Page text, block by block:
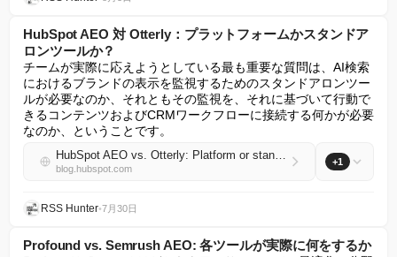
HubSpot AEO 対 Otterly：プラットフォームかスタンドア
ロンツールか？
チームが実際に応えようとしている最も重要な質問は、AI検索
におけるブランドの表示を監視するためのスタンドアロンツー
ルが必要なのか、それともその監視を、それに基づいて行動で
きるコンテンツおよびCRMワークフローに接続する何かが必要
なのか、ということです。
HubSpot AEO vs. Otterly: Platform or standalone tool?
blog.hubspot.com
+1
RSS Hunter•7月30日
Profound vs. Semrush AEO: 各ツールが実際に何をするか